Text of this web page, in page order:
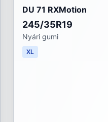
DU 71 RXMotion
245/35R19
Nyári gumi
XL